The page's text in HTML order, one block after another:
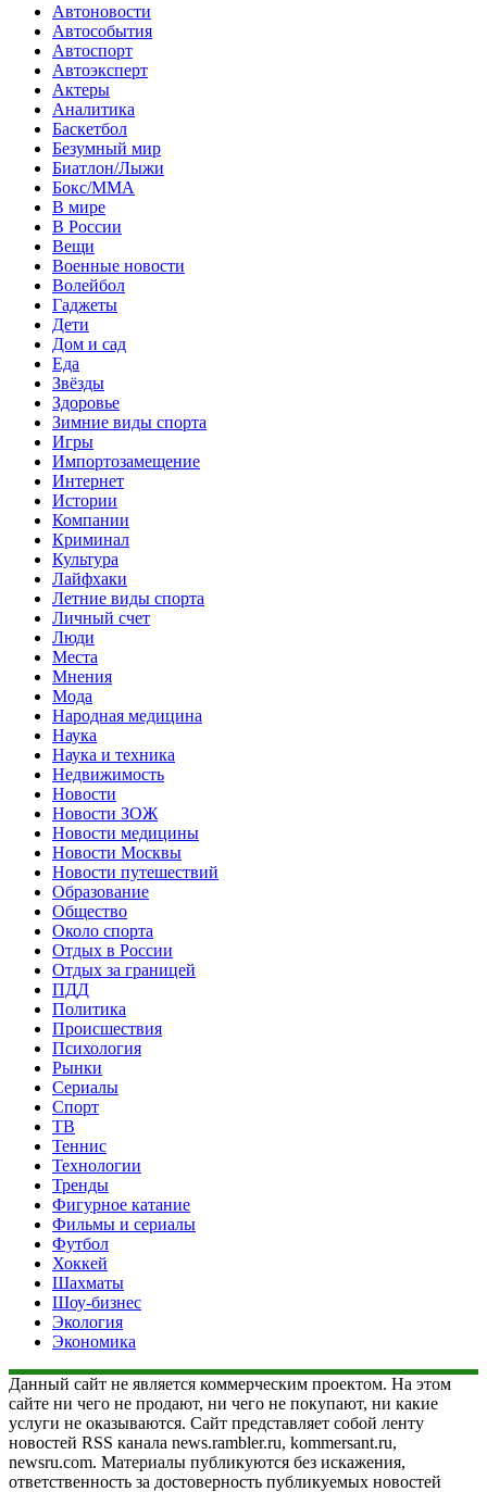
Автоновости
Автособытия
Автоспорт
Автоэксперт
Актеры
Аналитика
Баскетбол
Безумный мир
Биатлон/Лыжи
Бокс/MMA
В мире
В России
Вещи
Военные новости
Волейбол
Гаджеты
Дети
Дом и сад
Еда
Звёзды
Здоровье
Зимние виды спорта
Игры
Импортозамещение
Интернет
Истории
Компании
Криминал
Культура
Лайфхаки
Летние виды спорта
Личный счет
Люди
Места
Мнения
Мода
Народная медицина
Наука
Наука и техника
Недвижимость
Новости
Новости ЗОЖ
Новости медицины
Новости Москвы
Новости путешествий
Образование
Общество
Около спорта
Отдых в России
Отдых за границей
ПДД
Политика
Происшествия
Психология
Рынки
Сериалы
Спорт
ТВ
Теннис
Технологии
Тренды
Фигурное катание
Фильмы и сериалы
Футбол
Хоккей
Шахматы
Шоу-бизнес
Экология
Экономика
Данный сайт не является коммерческим проектом. На этом
сайте ни чего не продают, ни чего не покупают, ни какие
услуги не оказываются. Сайт представляет собой ленту
новостей RSS канала news.rambler.ru, kommersant.ru,
newsru.com. Материалы публикуются без искажения,
ответственность за достоверность публикуемых новостей